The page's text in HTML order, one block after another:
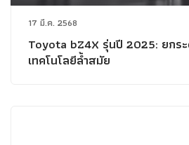
17 มี.ค. 2568
Toyota bZ4X รุ่นปี 2025: ยกร
เทคโนโลยีล้ำสมัย